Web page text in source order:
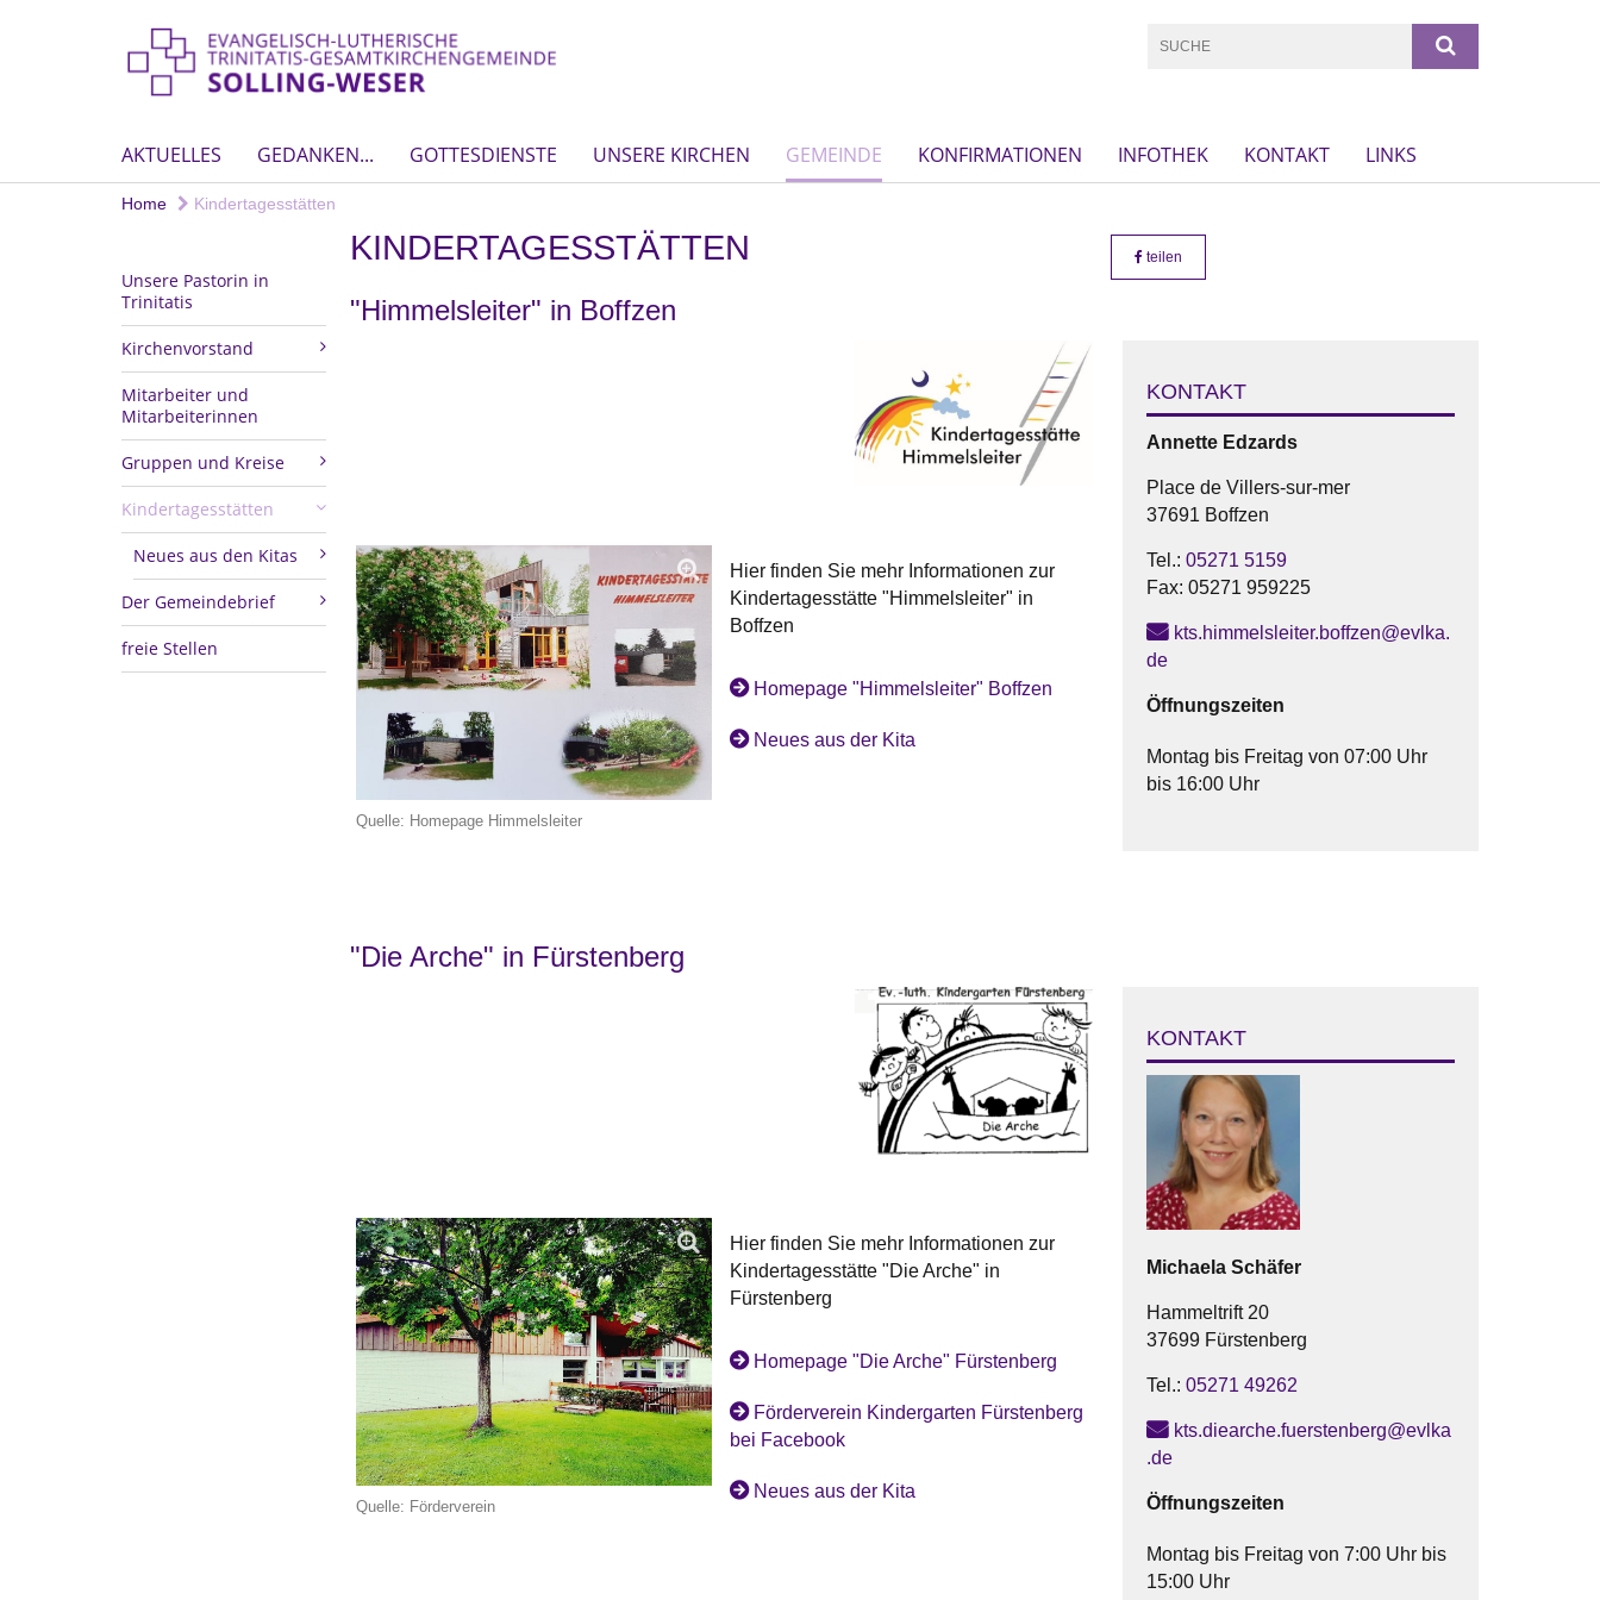
AKTUELLES GEDANKEN... GOTTESDIENSTE UNSERE KIRCHEN GEMEINDE KONFIRMATIONEN INFOTHEK KONTAKT LINKS
Home Kindertagesstätten
Unsere Pastorin in
Trinitatis
Kirchenvorstand
Mitarbeiter und
Mitarbeiterinnen
Gruppen und Kreise
Kindertagesstätten
Neues aus den Kitas
Der Gemeindebrief
freie Stellen
KINDERTAGESSTÄTTEN teilen
"Himmelsleiter" in Boffzen
Quelle: Homepage Himmelsleiter
Hier finden Sie mehr Informationen zur
Kindertagesstätte "Himmelsleiter" in
Boffzen
Homepage "Himmelsleiter" Boffzen
Neues aus der Kita
KONTAKT
Annette Edzards
Place de Villers-sur-mer
37691 Boffzen
Tel.: 05271 5159
Fax: 05271 959225
kts.himmelsleiter.boffzen@evlka.
de
Öffnungszeiten
Montag bis Freitag von 07:00 Uhr
bis 16:00 Uhr
"Die Arche" in Fürstenberg
Quelle: Förderverein
Hier finden Sie mehr Informationen zur
Kindertagesstätte "Die Arche" in
Fürstenberg
Homepage "Die Arche" Fürstenberg
Förderverein Kindergarten Fürstenberg
bei Facebook
Neues aus der Kita
KONTAKT
Michaela Schäfer
Hammeltrift 20
37699 Fürstenberg
Tel.: 05271 49262
kts.diearche.fuerstenberg@evlka
.de
Öffnungszeiten
Montag bis Freitag von 7:00 Uhr bis
15:00 Uhr